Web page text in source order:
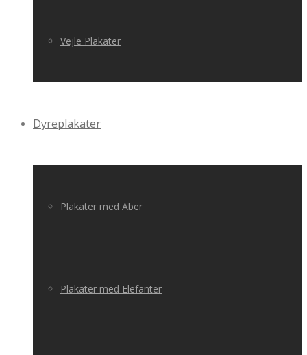
Vejle Plakater
Dyreplakater
Plakater med Aber
Plakater med Elefanter